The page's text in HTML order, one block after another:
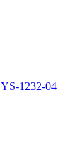
YS-1232-04